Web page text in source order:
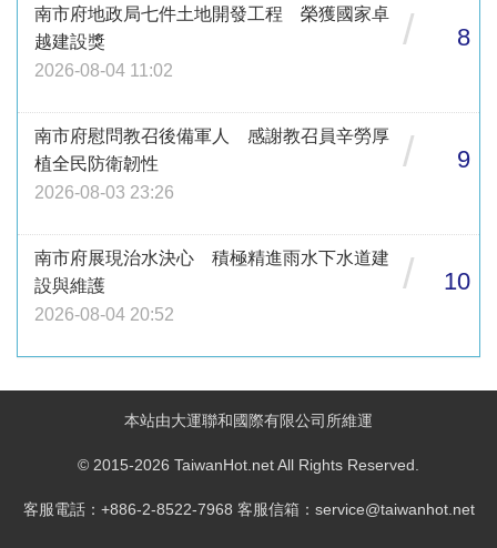
南市府地政局七件土地開發工程 榮獲國家卓
越建設獎
2026-08-04 11:02
/ 8
南市府慰問教召後備軍人 感謝教召員辛勞厚
植全民防衛韌性
2026-08-03 23:26
/ 9
南市府展現治水決心 積極精進雨水下水道建
設與維護
2026-08-04 20:52
/ 10
本站由大運聯和國際有限公司所維運
© 2015-2026 TaiwanHot.net All Rights Reserved.
客服電話：+886-2-8522-7968 客服信箱：service@taiwanhot.net